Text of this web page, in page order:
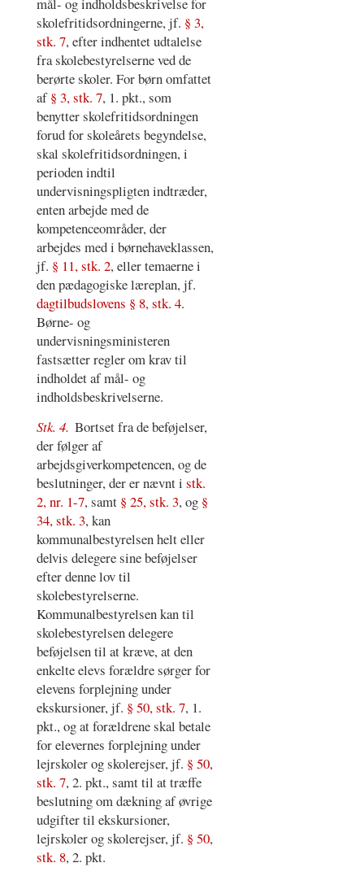
mål- og indholdsbeskrivelse for
skolefritidsordningerne, jf. § 3,
stk. 7, efter indhentet udtalelse
fra skolebestyrelserne ved de
berørte skoler. For børn omfattet
af§ 3, stk. 7, 1. pkt., som
benytter skolefritidsordningen
forud for skoleårets begyndelse,
skal skolefritidsordningen, i
perioden indtil
undervisningspligten indtræder,
enten arbejde med de
kompetenceområder, der
arbejdes med i børnehaveklassen,
jf. § 11, stk. 2, eller temaerne i
den pædagogiske læreplan, jf.
dagtilbudslovens § 8, stk. 4.
Børne- og
undervisningsministeren
fastsætter regler om krav til
indholdet af mål- og
indholdsbeskrivelserne.
Stk. 4. Bortset fra de beføjelser,
der følger af
arbejdsgiverkompetencen, og de
beslutninger, der er nævnt i stk.
2, nr. 1-7, samt § 25, stk. 3, og §
34, stk. 3, kan
kommunalbestyrelsen helt eller
delvis delegere sine beføjelser
efter denne lov til
skolebestyrelserne.
Kommunalbestyrelsen kan til
skolebestyrelsen delegere
beføjelsen til at kræve, at den
enkelte elevs forældre sørger for
elevens forplejning under
ekskursioner, jf. § 50, stk. 7, 1.
pkt., og at forældrene skal betale
for elevernes forplejning under
lejrskoler og skolerejser, jf. § 50,
stk. 7, 2. pkt., samt til at træffe
beslutning om dækning af øvrige
udgifter til ekskursioner,
lejrskoler og skolerejser, jf. § 50,
stk. 8, 2. pkt.